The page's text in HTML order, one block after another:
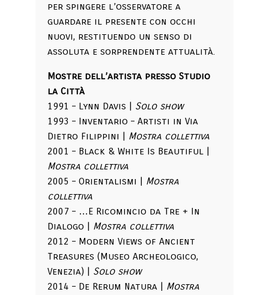
per spingere l’osservatore a
guardare il presente con occhi
nuovi, restituendo un senso di
assoluta e sorprendente attualità.
Mostre dell’artista presso Studio
la Città
1991 – Lynn Davis | Solo show
1993 – Inventario – Artisti in Via
Dietro Filippini | Mostra collettiva
2001 – Black & White Is Beautiful |
Mostra collettiva
2005 – Orientalismi | Mostra
collettiva
2007 – …E Ricomincio da Tre + In
Dialogo | Mostra collettiva
2012 – Modern Views of Ancient
Treasures (Museo Archeologico,
Venezia) | Solo show
2014 – De Rerum Natura | Mostra